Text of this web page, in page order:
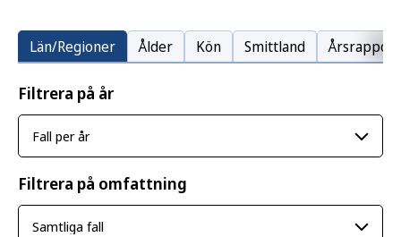
Län/Regioner Ålder Kön Smittland Årsrapport
Filtrera på år
Filtrera på omfattning